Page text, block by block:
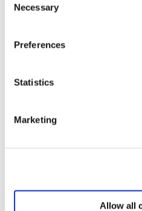
Selection
Necessary
Preferences
Statistics
Marketing
Allow all
Abonnieren Sie